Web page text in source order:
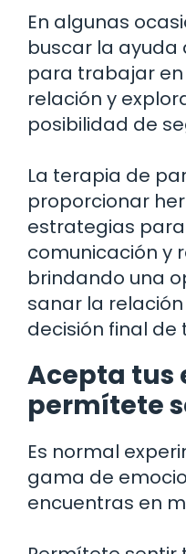
En algunas
buscar la ayuda
para trabajar
relación y
posibilidad de
La terapia de
proporcionar
estrategias
comunicación y
brindando una
sanar la
decisión final de
Acepta tus
permítete
Es normal
gama de
encuentras en